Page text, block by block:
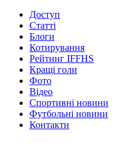
Доступ
Статті
Блоги
Котирування
Рейтинг IFFHS
Кращі голи
Фото
Відео
Спортивні новини
Футбольні новини
Контакти